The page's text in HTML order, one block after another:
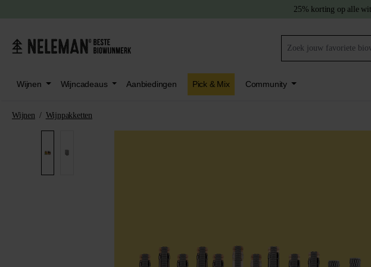
25% korting op alle
Wijnen Wijncadeaus Aanbiedingen Pick & Mix Community
Wijnen / Wijnpakketten